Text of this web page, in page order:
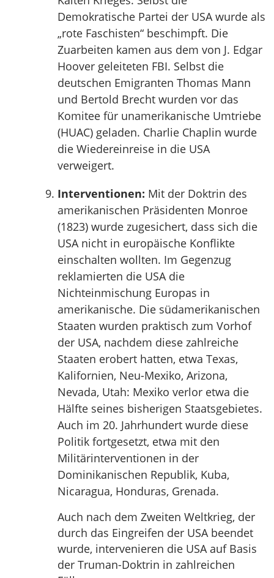
Demokratische Partei der USA wurde als
„rote Faschisten“ beschimpft. Die
Zuarbeiten kamen aus dem von J. Edgar
Hoover geleiteten FBI. Selbst die
deutschen Emigranten Thomas Mann
und Bertold Brecht wurden vor das
Komitee für unamerikanische Umtriebe
(HUAC) geladen. Charlie Chaplin wurde
die Wiedereinreise in die USA
verweigert.
Interventionen: Mit der Doktrin des
amerikanischen Präsidenten Monroe
(1823) wurde zugesichert, dass sich die
USA nicht in europäische Konflikte
einschalten wollten. Im Gegenzug
reklamierten die USA die
Nichteinmischung Europas in
amerikanische. Die südamerikanischen
Staaten wurden praktisch zum Vorhof
der USA, nachdem diese zahlreiche
Staaten erobert hatten, etwa Texas,
Kalifornien, Neu-Mexiko, Arizona,
Nevada, Utah: Mexiko verlor etwa die
Hälfte seines bisherigen Staatsgebietes.
Auch im 20. Jahrhundert wurde diese
Politik fortgesetzt, etwa mit den
Militärinterventionen in der
Dominikanischen Republik, Kuba,
Nicaragua, Honduras, Grenada.
Auch nach dem Zweiten Weltkrieg, der
durch das Eingreifen der USA beendet
wurde, intervenieren die USA auf Basis
der Truman-Doktrin in zahlreichen